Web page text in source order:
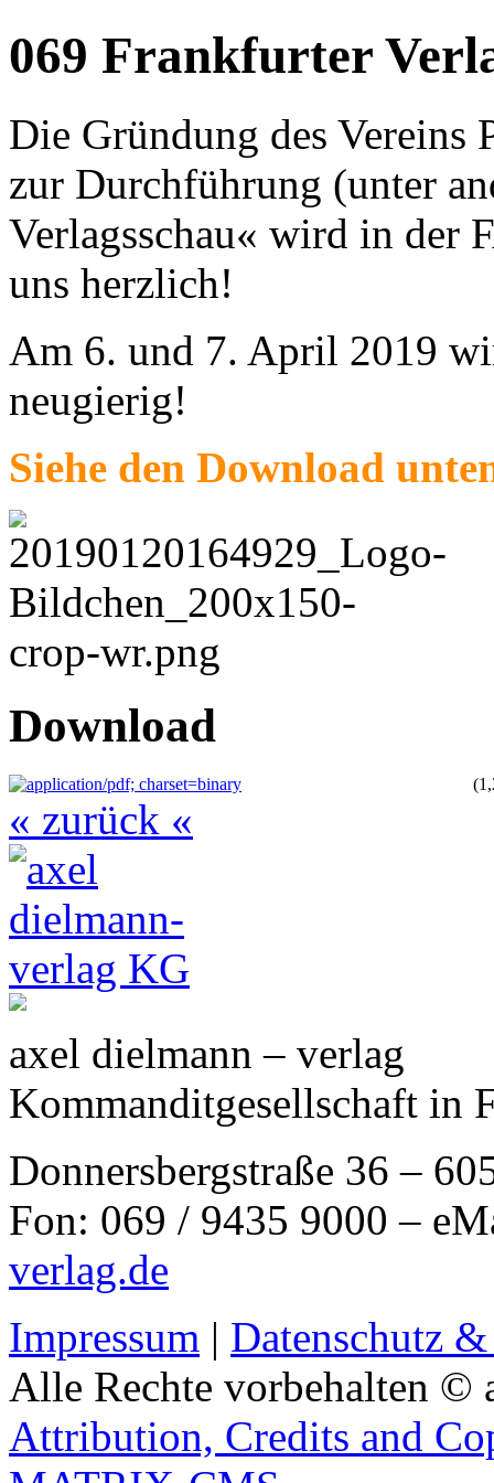
069 Frankfurter
Die Gründung des
zur Durchführung (unter
Verlagsschau« wird in der
uns herzlich!
Am 6. und 7. April 2019
neugierig!
Siehe den Download
Download
« zurück «
axel dielmann – verlag
Kommanditgesellschaft in
Donnersbergstraße 36 –
Fon: 069 / 9435 9000 –
verlag.de
Impressum | Datenschutz
Alle Rechte vorbehalten ©
Attribution, Credits and